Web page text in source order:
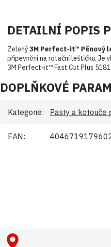
DETAILNÍ POPIS
Zelený3M Perfect-it™ Pěnový
připevnění na rotační leštičku. Je
3M Perfect-it™ Fast Cut Plus
DOPLŇKOVÉ
Kategorie: Pasty a kotouče
EAN: